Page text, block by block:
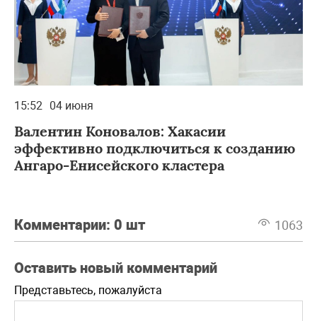
15:52 04 июня
Валентин Коновалов: Хакасии
эффективно подключиться к созданию
Ангаро-Енисейского кластера
Комментарии: 0 шт 1063
Оставить новый комментарий
Представьтесь, пожалуйста